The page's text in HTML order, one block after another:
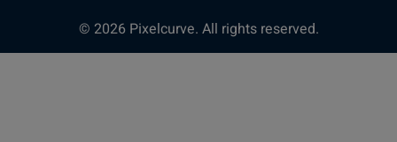
© 2026 Pixelcurve. All rights reserved.